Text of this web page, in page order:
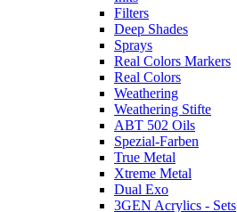
Filters
Deep Shades
Sprays
Real Colors Markers
Real Colors
Weathering
Weathering Stifte
ABT 502 Oils
Spezial-Farben
True Metal
Xtreme Metal
Dual Exo
3GEN Acrylics - Sets